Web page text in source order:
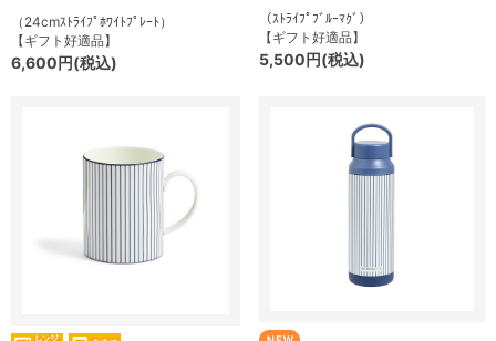
（24cmｽﾄﾗｲﾌﾟﾎﾜｲﾄﾌﾟﾚｰﾄ）
【ギフト好適品】
6,600円(税込)
（ｽﾄﾗｲﾌﾟﾌﾞﾙｰﾏｸﾞ）
【ギフト好適品】
5,500円(税込)